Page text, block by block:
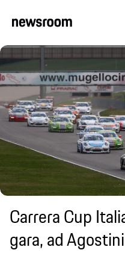
Carrera Cup
gara, ad